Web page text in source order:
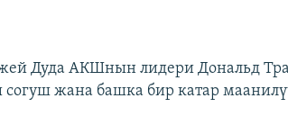
Дуда АКШнын лидери Дональд
жана башка бир катар